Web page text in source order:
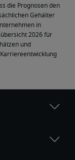
die Prognosen den
Gehälter
in
2026 für
und